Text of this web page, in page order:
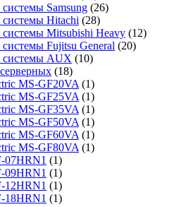
Samsung (26)
Hitachi (28)
Mitsubishi Heavy (12)
Fujitsu General (20)
системы AUX (10)
(18)
MS-GF20VA (1)
MS-GF25VA (1)
MS-GF35VA (1)
MS-GF50VA (1)
MS-GF60VA (1)
MS-GF80VA (1)
(1)
(1)
(1)
(1)